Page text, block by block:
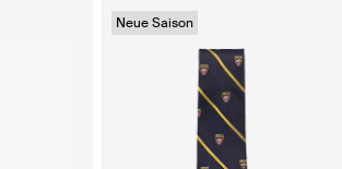
Neue Saison